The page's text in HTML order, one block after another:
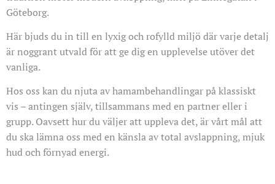
Göteborg.
Här bjuds du in till en lyxig och rofylld miljö där varje detalj
är noggrant utvald för att ge dig en upplevelse utöver det
vanliga.
Hos oss kan du njuta av hamambehandlingar på klassiskt
vis – antingen själv, tillsammans med en partner eller i
grupp. Oavsett hur du väljer att uppleva det, är vårt mål att
du ska lämna oss med en känsla av total avslappning, mjuk
hud och förnyad energi.